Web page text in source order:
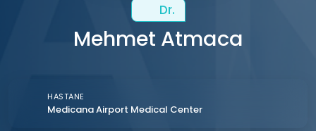
Dr.
Mehmet Atmaca
HASTANE
Medicana Airport Medical Center